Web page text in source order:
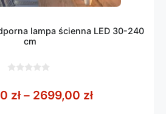
lampa ścienna LED 30-240
cm
5 zł – 2699,00 złZakres cen: